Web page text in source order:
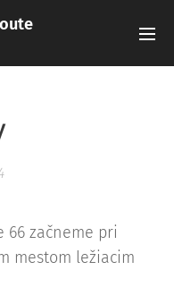
66 začneme pri
mestom ležiacim